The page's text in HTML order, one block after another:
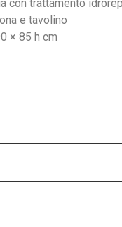
con trattamento
e tavolino
× 85 h cm